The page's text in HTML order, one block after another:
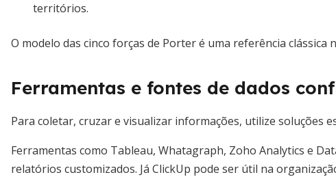
territórios.
O modelo das cinco forças de Porter é uma referência
Ferramentas e fontes de dados
Para coletar, cruzar e visualizar informações, utilize soluções
Ferramentas como Tableau, Whatagraph, Zoho Analytics e
relatórios customizados. Já ClickUp pode ser útil na